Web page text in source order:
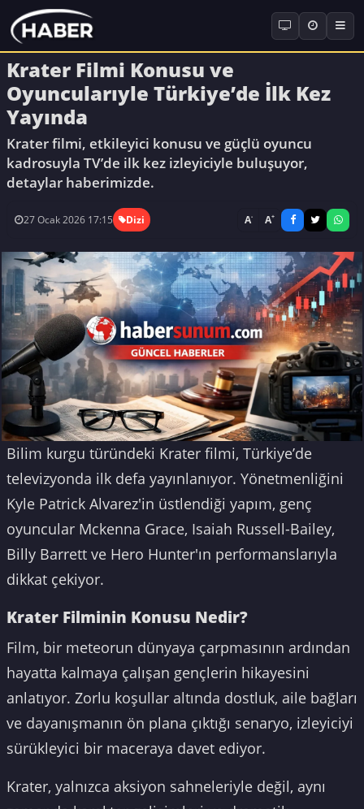
Krater Filmi Konusu ve
Oyuncularıyle Türkiye’de İlk Kez
Yayında
Krater filmi, etkileyici konusu ve güçlü oyuncu
kadrosuyla TV’de ilk kez izleyiciyle buluşuyor,
detaylar haberimizde.
27 Ocak 2026 17:15 Dizi A- A+
Bilim kurgu türündeki Krater filmi, Türkiye’de
televizyonda ilk defa yayınlanıyor. Yönetmenliğini
Kyle Patrick Alvarez'in üstlendiği yapım, genç
oyuncular Mckenna Grace, Isaiah Russell-Bailey,
Billy Barrett ve Hero Hunter'ın performanslarıyla
dikkat çekiyor.
Krater Filminin Konusu Nedir?
Film, bir meteorun dünyaya çarpmasının ardından
hayatta kalmaya çalışan gençlerin hikayesini
anlatıyor. Zorlu koşullar altında dostluk, aile bağları
ve dayanışmanın ön plana çıktığı senaryo, izleyiciyi
sürükleyici bir maceraya davet ediyor.
Krater, yalnızca aksiyon sahneleriyle değil, aynı